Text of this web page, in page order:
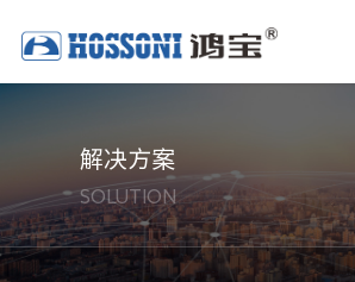
解决方案
SOLUTION